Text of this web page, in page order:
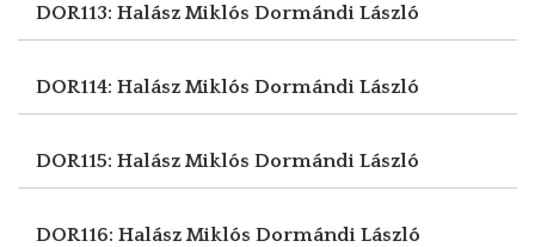
DOR113: Halász Miklós Dormándi László
DOR114: Halász Miklós Dormándi László
DOR115: Halász Miklós Dormándi László
DOR116: Halász Miklós Dormándi László